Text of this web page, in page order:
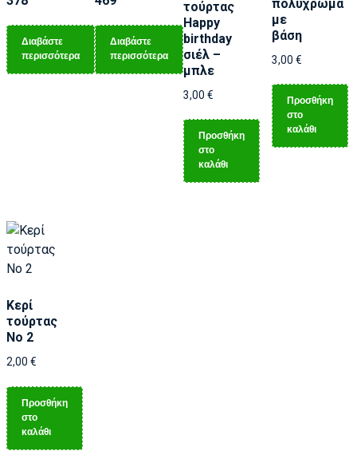
Διαβάστε
περισσότερα
Διαβάστε
περισσότερα
τούρτας
Happy
birthday
σιέλ –
μπλε
3,00 €
Προσθήκη
στο
καλάθι
πολύχρωμα
με
βάση
3,00 €
Προσθήκη
στο
καλάθι
Κερί
τούρτας
Νο 2
2,00 €
Προσθήκη
στο
καλάθι